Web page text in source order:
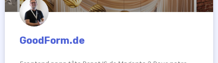
GoodForm.de